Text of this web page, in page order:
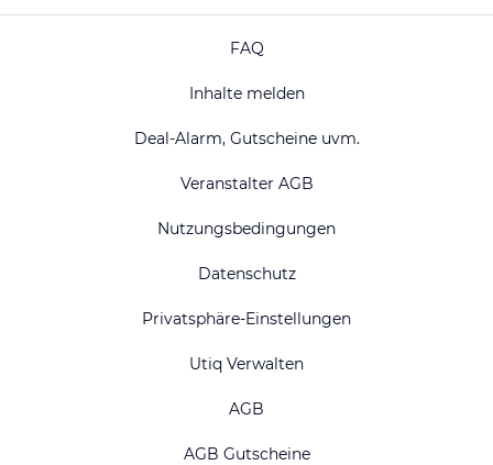
FAQ
Inhalte melden
Deal-Alarm, Gutscheine uvm.
Veranstalter AGB
Nutzungsbedingungen
Datenschutz
Privatsphäre-Einstellungen
Utiq Verwalten
AGB
AGB Gutscheine